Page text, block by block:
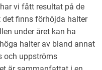
vi fått resultat på de
det finns förhöjda halter
under året kan ha
halter av bland annat
och uppströms